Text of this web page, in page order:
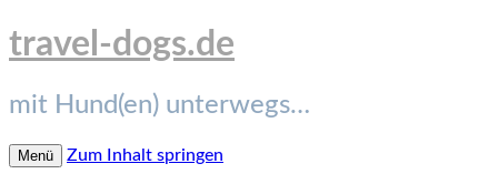
travel-dogs.de
mit Hund(en) unterwegs…
Menü Zum Inhalt springen